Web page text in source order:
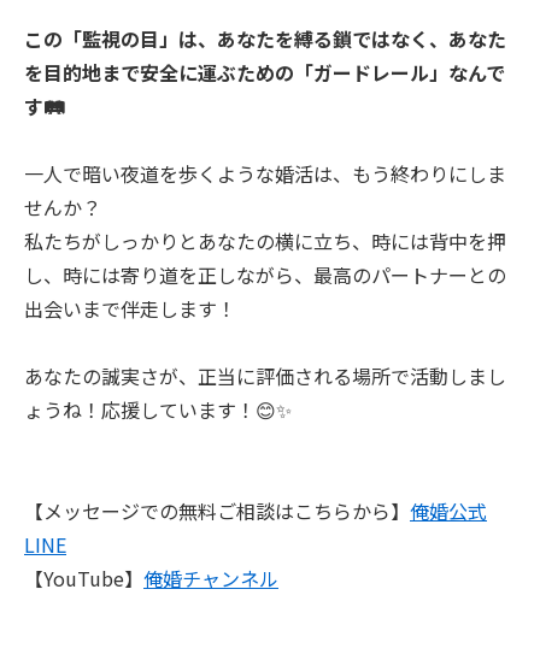
この「監視の目」は、あなたを縛る鎖ではなく、あなた
を目的地まで安全に運ぶための「ガードレール」なんで
す🛤️
一人で暗い夜道を歩くような婚活は、もう終わりにしま
せんか？
私たちがしっかりとあなたの横に立ち、時には背中を押
し、時には寄り道を正しながら、最高のパートナーとの
出会いまで伴走します！
あなたの誠実さが、正当に評価される場所で活動しまし
ょうね！応援しています！😊✨
【メッセージでの無料ご相談はこちらから】 俺婚公式
LINE
【YouTube】 俺婚チャンネル